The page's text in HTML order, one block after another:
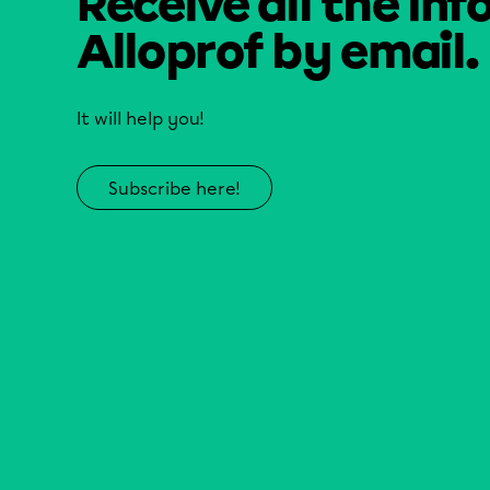
Alloprof by email.
It will help you!
Subscribe here!